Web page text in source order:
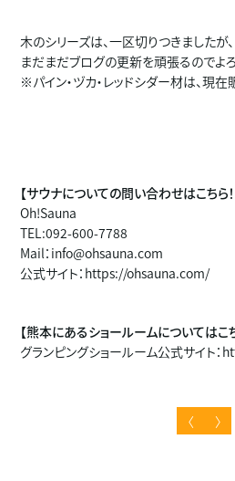
木のシリーズは、一区切りつきましたが、
まだまだブログの更新を頑張るのでよろ
※パイン・ヅカ・レッドシダー材は、現在
【サウナについての問い合わせはこちら！
Oh!Sauna
TEL:092-600-7788
Mail：info@ohsauna.com
公式サイト： https://ohsauna.com/
【熊本にあるショールームについてはこち
グランピングショールーム公式サイト：
〉
〈